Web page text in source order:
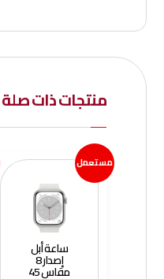
منتجات ذات صلة
مستعمل
ساعة أبل
إصدار 8
مقاس 45